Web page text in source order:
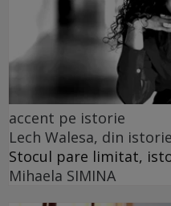
accent pe istorie
Lech Walesa, din
Stocul pare limitat,
Mihaela SIMINA